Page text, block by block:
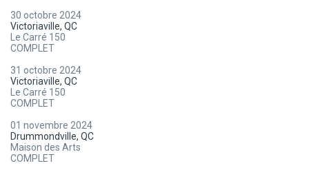
30 octobre 2024
Victoriaville, QC
Le Carré 150
COMPLET
31 octobre 2024
Victoriaville, QC
Le Carré 150
COMPLET
01 novembre 2024
Drummondville, QC
Maison des Arts
COMPLET